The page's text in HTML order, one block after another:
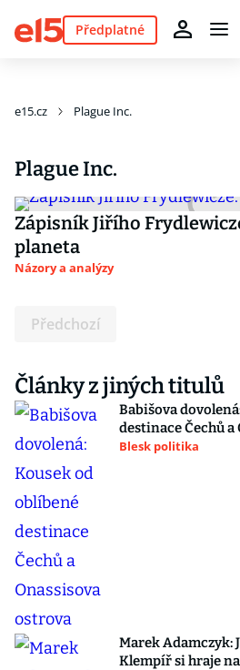
Předplatné
e15.cz Plague Inc.
Plague Inc.
Zápisník Jiřího
planeta
Názory a analýzy
Předchozí
Články z jiných titulů
Babišova
destinace Čechů
Blesk politika
Marek Adamczyk:
Klempíř si hraje